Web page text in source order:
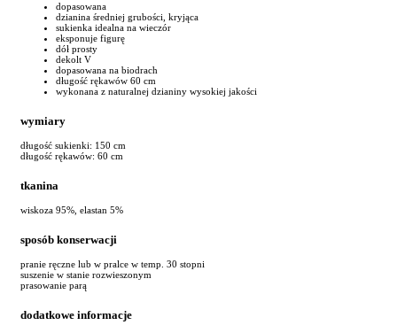
dopasowana
dzianina średniej grubości, kryjąca
sukienka idealna na wieczór
eksponuje figurę
dół prosty
dekolt V
dopasowana na biodrach
długość rękawów 60 cm
wykonana z naturalnej dzianiny wysokiej jakości
wymiary
długość sukienki: 150 cm
długość rękawów: 60 cm
tkanina
wiskoza 95%, elastan 5%
sposób konserwacji
pranie ręczne lub w pralce w temp. 30 stopni
suszenie w stanie rozwieszonym
prasowanie parą
dodatkowe informacje